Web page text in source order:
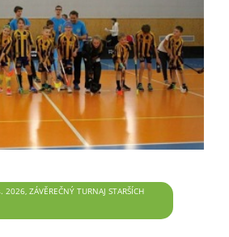
ZÁVĚREČNÝ TURNAJ STARŠÍCH